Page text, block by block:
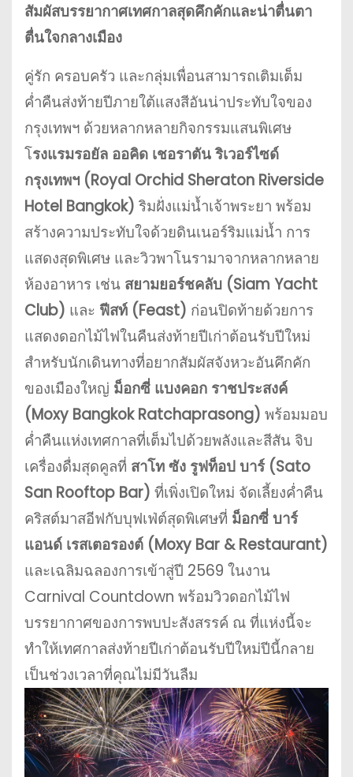
สัมผัสบรรยากาศเทศกาลสุดคึกคักและน่าตื่นตา
ตื่นใจกลางเมือง
คู่รัก ครอบครัว และกลุ่มเพื่อนสามารถเติมเต็ม
ค่ำคืนส่งท้ายปีภายใต้แสงสีอันน่าประทับใจของ
กรุงเทพฯ ด้วยหลากหลายกิจกรรมแสนพิเศษ
โรงแรมรอยัล ออคิด เชอราตัน ริเวอร์ไซด์
กรุงเทพฯ (Royal Orchid Sheraton Riverside
Hotel Bangkok) ริมฝั่งแม่น้ำเจ้าพระยา พร้อม
สร้างความประทับใจด้วยดินเนอร์ริมแม่น้ำ การ
แสดงสุดพิเศษ และวิวพาโนรามาจากหลากหลาย
ห้องอาหาร เช่น สยามยอร์ชคลับ (Siam Yacht
Club) และ ฟีสท์ (Feast) ก่อนปิดท้ายด้วยการ
แสดงดอกไม้ไฟในคืนส่งท้ายปีเก่าต้อนรับปีใหม่
สำหรับนักเดินทางที่อยากสัมผัสจังหวะอันคึกคัก
ของเมืองใหญ่ ม็อกซี่ แบงคอก ราชประสงค์
(Moxy Bangkok Ratchaprasong) พร้อมมอบ
ค่ำคืนแห่งเทศกาลที่เต็มไปด้วยพลังและสีสัน จิบ
เครื่องดื่มสุดคูลที่ สาโท ซัง รูฟท็อป บาร์ (Sato
San Rooftop Bar) ที่เพิ่งเปิดใหม่ จัดเลี้ยงค่ำคืน
คริสต์มาสอีฟกับบุฟเฟ่ต์สุดพิเศษที่ ม็อกซี่ บาร์
แอนด์ เรสเตอรองต์ (Moxy Bar & Restaurant)
และเฉลิมฉลองการเข้าสู่ปี 2569 ในงาน
Carnival Countdown พร้อมวิวดอกไม้ไฟ
บรรยากาศของการพบปะสังสรรค์ ณ ที่แห่งนี้จะ
ทำให้เทศกาลส่งท้ายปีเก่าต้อนรับปีใหม่ปีนี้กลาย
เป็นช่วงเวลาที่คุณไม่มีวันลืม